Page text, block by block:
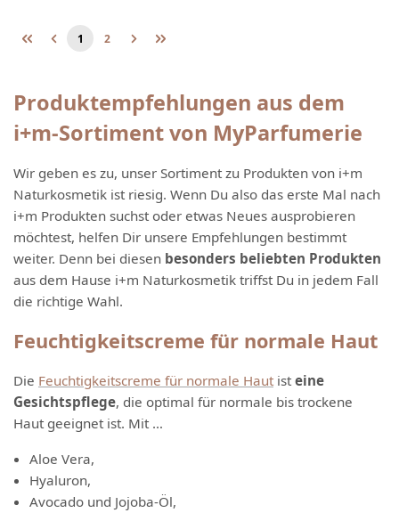
1
2
Produktempfehlungen aus dem
i+m-Sortiment von MyParfumerie
Wir geben es zu, unser Sortiment zu Produkten von i+m
Naturkosmetik ist riesig. Wenn Du also das erste Mal nach
i+m Produkten suchst oder etwas Neues ausprobieren
möchtest, helfen Dir unsere Empfehlungen bestimmt
weiter. Denn bei diesen besonders beliebten Produkten
aus dem Hause i+m Naturkosmetik triffst Du in jedem Fall
die richtige Wahl.
Feuchtigkeitscreme für normale Haut
Die Feuchtigkeitscreme für normale Haut ist eine
Gesichtspflege, die optimal für normale bis trockene
Haut geeignet ist. Mit …
Aloe Vera,
Hyaluron,
Avocado und Jojoba-Öl,